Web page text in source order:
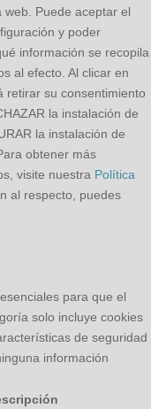
Puede aceptar el
y poder
información se recopila
al efecto. Al clicar en
retirar su consentimiento
la instalación de
la instalación de
obtener más
visite nuestra Política
al respecto, puedes
para que el
solo incluye cookies
de seguridad
información